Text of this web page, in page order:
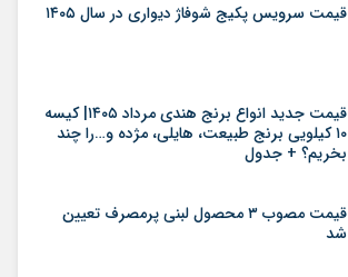
قیمت سرویس پکیج شوفاژ دیواری در سال ۱۴۰۵
قیمت جدید انواع برنج هندی مرداد ۱۴۰۵| کیسه
۱۰ کیلویی برنج طبیعت، هایلی، مژده و…را چند
بخریم؟ + جدول
قیمت مصوب ۳ محصول لبنی پرمصرف تعیین
شد